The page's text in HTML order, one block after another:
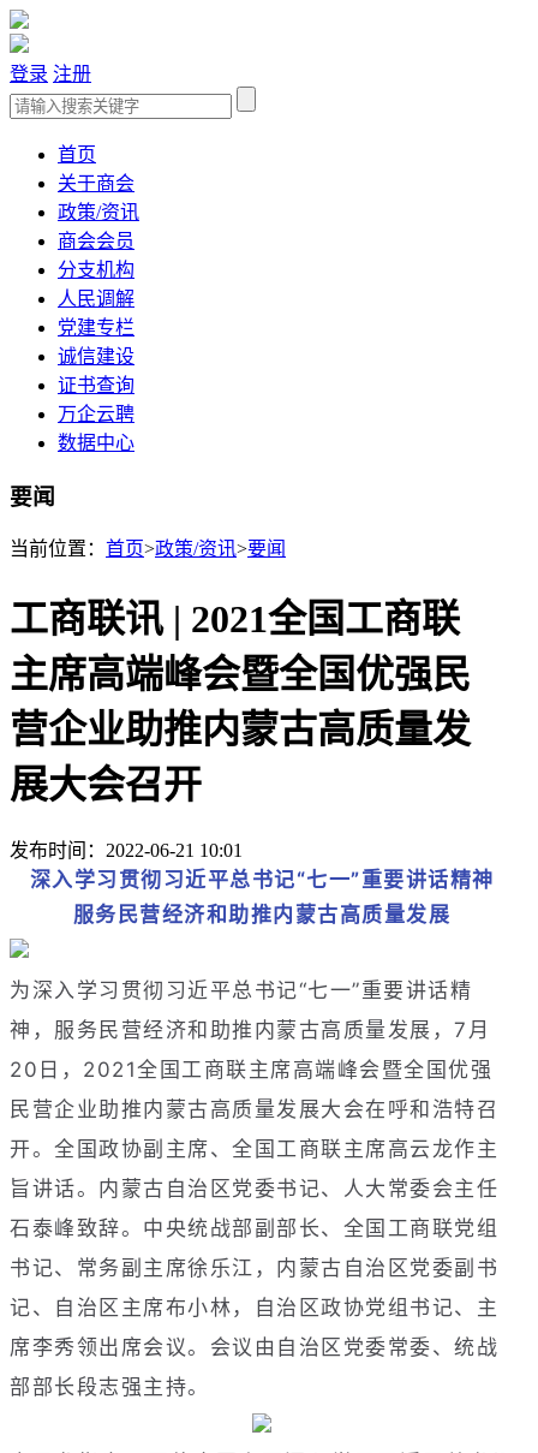
登录 注册
首页
关于商会
政策/资讯
商会会员
分支机构
人民调解
党建专栏
诚信建设
证书查询
万企云聘
数据中心
要闻
当前位置： 首页>政策/资讯>要闻
工商联讯 | 2021全国工商联
主席高端峰会暨全国优强民
营企业助推内蒙古高质量发
展大会召开
发布时间：2022-06-21 10:01
深入学习贯彻习近平总书记“七一”重要讲话精神
服务民营经济和助推内蒙古高质量发展
为深入学习贯彻习近平总书记“七一”重要讲话精
神，服务民营经济和助推内蒙古高质量发展，7月
20日，2021全国工商联主席高端峰会暨全国优强
民营企业助推内蒙古高质量发展大会在呼和浩特召
开。全国政协副主席、全国工商联主席高云龙作主
旨讲话。内蒙古自治区党委书记、人大常委会主任
石泰峰致辞。中央统战部副部长、全国工商联党组
书记、常务副主席徐乐江，内蒙古自治区党委副书
记、自治区主席布小林，自治区政协党组书记、主
席李秀领出席会议。会议由自治区党委常委、统战
部部长段志强主持。